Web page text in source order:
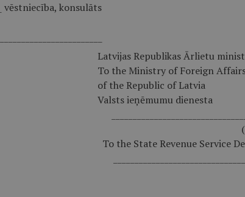
vēstniecība, konsulāts
Latvijas Republikas Ārlietu
To the Ministry of Foreign
of the Republic of Latvia
Valsts ieņēmumu dienesta
To the State Revenue Service